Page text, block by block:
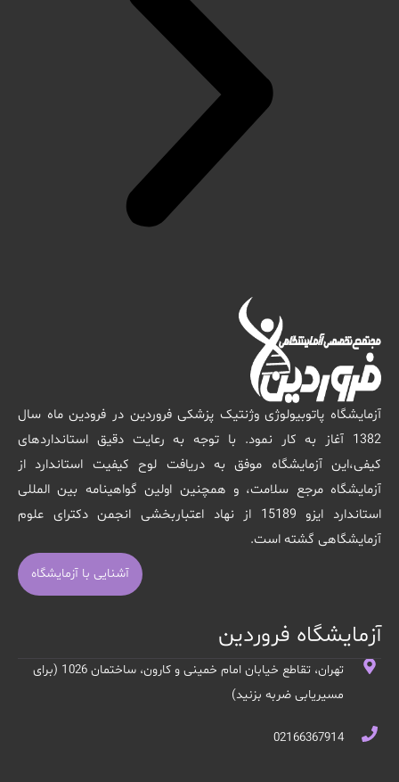
آزمایشگاه پاتوبیولوژی وژنتیک پزشکی فروردین در فرودین ماه سال
1382 آغاز به کار نمود. با توجه به رعایت دقیق استانداردهای
کیفی،این آزمایشگاه موفق به دریافت لوح کیفیت استاندارد از
آزمایشگاه مرجع سلامت، و همچنین اولین گواهینامه بین المللی
استاندارد ایزو 15189 از نهاد اعتباربخشی انجمن دکترای علوم
آزمایشگاهی گشته است.
آشنایی با آزمایشگاه
آزمایشگاه فروردین
تهران، تقاطع خیابان امام خمینی و کارون، ساختمان 1026 (برای
مسیریابی ضربه بزنید)
02166367914